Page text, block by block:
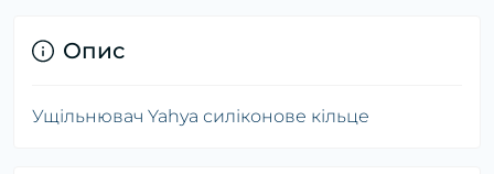
Опис
Ущільнювач Yahya силіконове кільце